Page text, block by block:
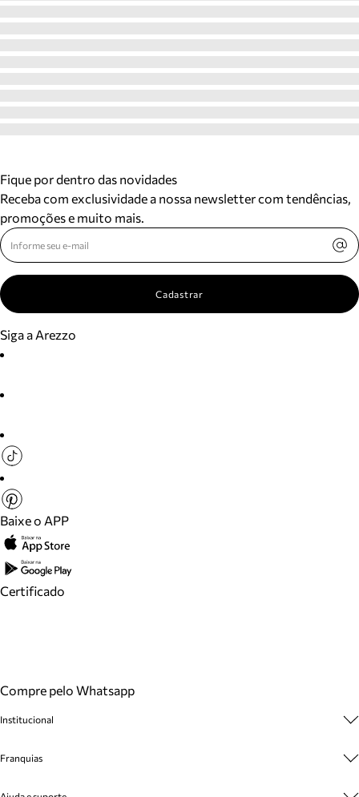
Fique por dentro das novidades
Receba com exclusividade a nossa newsletter com tendências,
promoções e muito mais.
Cadastrar
Siga a Arezzo
Baixe o APP
Certificado
Compre pelo Whatsapp
Institucional
Cashback
Franquias